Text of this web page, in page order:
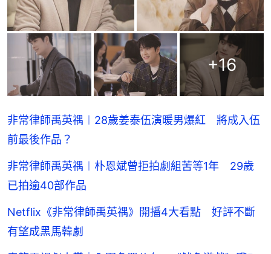
+16
非常律師禹英禑︱28歲姜泰伍演暖男爆紅 將成入伍
前最後作品？
非常律師禹英禑︱朴恩斌曾拒拍劇組苦等1年 29歲
已拍逾40部作品
Netflix《非常律師禹英禑》開播4大看點 好評不斷
有望成黑馬韓劇